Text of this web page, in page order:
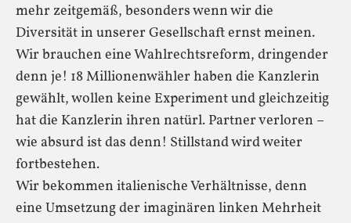
mehr zeitgemäß, besonders wenn wir die
Diversität in unserer Gesellschaft ernst meinen.
Wir brauchen eine Wahlrechtsreform, dringender
denn je! 18 Millionenwähler haben die Kanzlerin
gewählt, wollen keine Experiment und gleichzeitig
hat die Kanzlerin ihren natürl. Partner verloren –
wie absurd ist das denn! Stillstand wird weiter
fortbestehen.
Wir bekommen italienische Verhältnisse, denn
eine Umsetzung der imaginären linken Mehrheit